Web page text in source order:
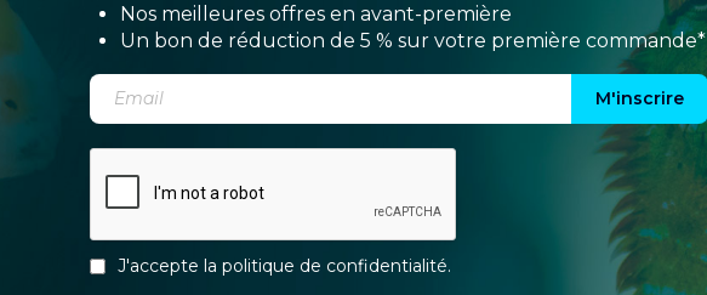
Nos meilleures offres en avant-première
Un bon de réduction de 5 % sur votre première commande*
M'inscrire
J'accepte la politique de confidentialité.